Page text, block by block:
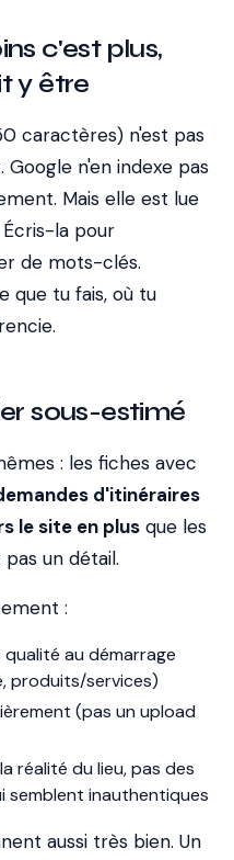
c'est plus,
y être
caractères) n'est pas
n'en indexe pas
Mais elle est lue
la pour
de mots-clés.
que tu fais, où tu
sous-estimé
: les fiches avec
d'itinéraires
le site en plus que les
un détail.
:
au démarrage
produits/services)
(pas un upload
réalité du lieu, pas des
semblent inauthentiques
aussi très bien. Un